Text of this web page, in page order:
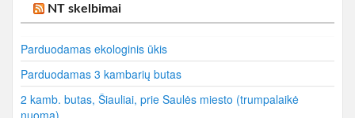
NT skelbimai
Parduodamas ekologinis ūkis
Parduodamas 3 kambarių butas
2 kamb. butas, Šiauliai, prie Saulės miesto (trumpalaikė
nuoma)